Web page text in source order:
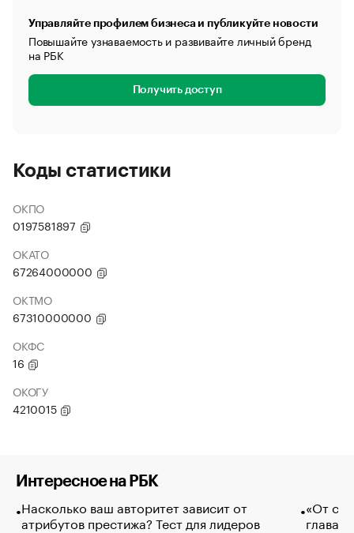
Управляйте профилем бизнеса и публикуйте новости
Повышайте узнаваемость и развивайте личный бренд
на РБК
Получить доступ
Коды статистики
ОКПО
0197581897
ОКАТО
67264000000
ОКТМО
67310000000
ОКФС
16
ОКОГУ
4210015
Интересное на РБК
Насколько ваш авторитет зависит от
атрибутов престижа? Тест для лидеров
«От
глава